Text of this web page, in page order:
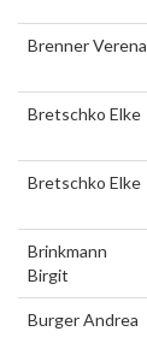
Brenner Verena
Bretschko Elke
Bretschko Elke
Brinkmann
Birgit
Burger Andrea